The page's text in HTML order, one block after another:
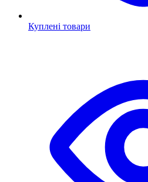
Куплені товари